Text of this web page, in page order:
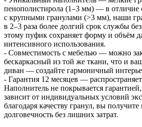
пенополистирола (1–3 мм) — в отличие
с крупными гранулами (>3 мм), наши
в 2–3 раза более долгий срок службы
этому пуфик сохраняет форму и объём
интенсивного использования.
- Совместимость с мебелью — можно
бескаркасный из той же ткани, что и
диван — создайте гармоничный
- Гарантия 12 месяцев —
Наполнитель не покрывается гарантией,
зависит от индивидуальных условий
благодаря качеству гранул, вы
долговечность без лишних затрат.